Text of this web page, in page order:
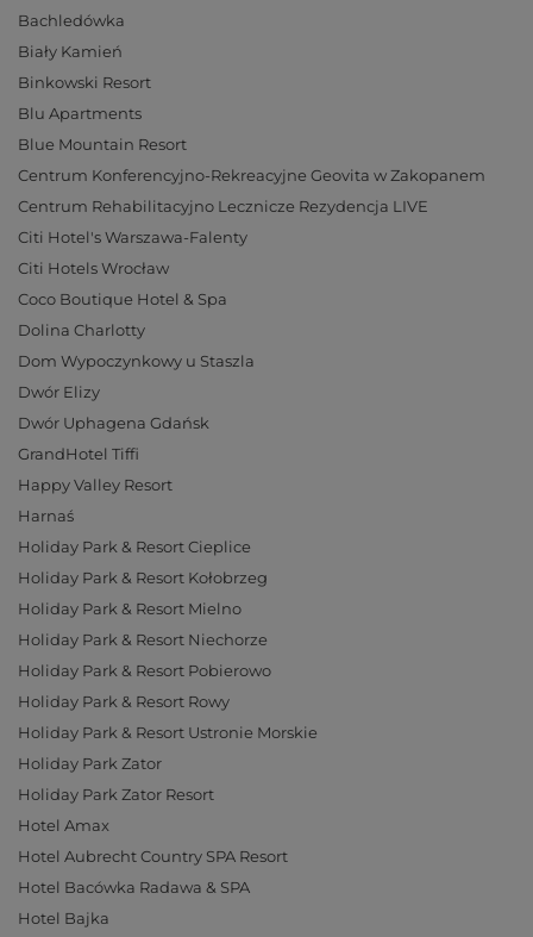
Bachledówka
Biały Kamień
Binkowski Resort
Blu Apartments
Blue Mountain Resort
Centrum Konferencyjno-Rekreacyjne Geovita w Zakopanem
Centrum Rehabilitacyjno Lecznicze Rezydencja LIVE
Citi Hotel's Warszawa-Falenty
Citi Hotels Wrocław
Coco Boutique Hotel & Spa
Dolina Charlotty
Dom Wypoczynkowy u Staszla
Dwór Elizy
Dwór Uphagena Gdańsk
GrandHotel Tiffi
Happy Valley Resort
Harnaś
Holiday Park & Resort Cieplice
Holiday Park & Resort Kołobrzeg
Holiday Park & Resort Mielno
Holiday Park & Resort Niechorze
Holiday Park & Resort Pobierowo
Holiday Park & Resort Rowy
Holiday Park & Resort Ustronie Morskie
Holiday Park Zator
Holiday Park Zator Resort
Hotel Amax
Hotel Aubrecht Country SPA Resort
Hotel Bacówka Radawa & SPA
Hotel Bajka